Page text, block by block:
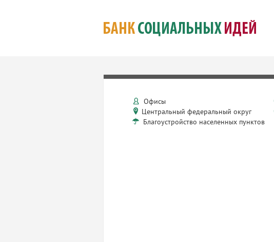
Офисы
Центральный федеральный округ
Благоустройство населенных пунктов